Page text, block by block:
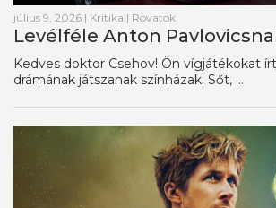
július 9, 2026 | Kritika | Rovatok
Levélféle Anton
Kedves doktor Csehov! Ön vígjátékokat
drámának játszanak színházak. Sőt, ...